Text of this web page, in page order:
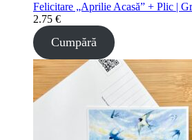
Felicitare „Aprilie Acasă” + Plic |
2.75 €
Cumpără